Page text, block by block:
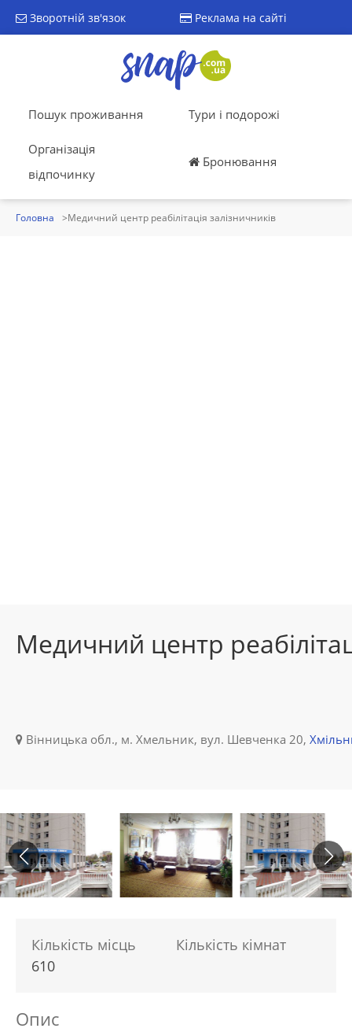
Зворотній зв'язок Реклама на сайті
Пошук проживання Тури і подорожі
Організація
відпочинку
Бронювання
Головна Медичний центр реабілітація залізничників
Медичний центр
Вінницька обл., м. Хмельник, вул. Шевченка 20,
Кількість місць
610
Кількість кімнат
Опис